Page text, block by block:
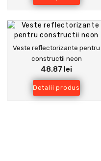
Veste reflectorizante pentru
constructii neon
48.87 lei
Detalii produs